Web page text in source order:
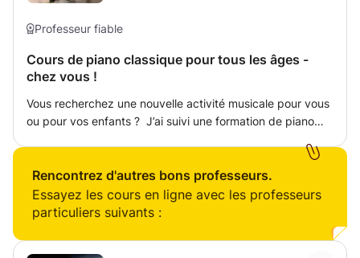
Professeur fiable
Cours de piano classique pour tous les âges -
chez vous !
Vous recherchez une nouvelle activité musicale pour vous
ou pour vos enfants ? J’ai suivi une formation de piano
suis animé par la passion de cet instrument depuis mes 10
ans. Mes cours sont entièrement adaptés à l'âge, au
niveau et à la personnalité de chaque étudiant. Mes
valeurs clés sont : bienveillance, patience et créativité. -
petits - Exercices techniques et interprétation - Solfège et
Rencontrez d'autres bons professeurs.
Essayez les cours en ligne avec les professeurs
particuliers suivants :